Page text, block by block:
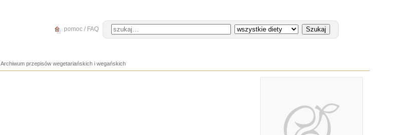
pomoc / FAQ
Archiwum przepisów wegetariańskich i wegańskich